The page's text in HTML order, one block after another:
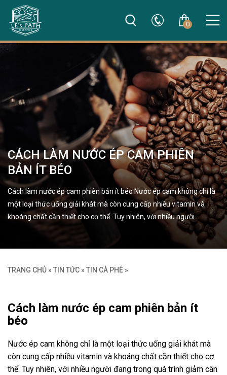
0
CÁCH LÀM NƯỚC ÉP CAM PHIÊN
BẢN ÍT BÉO
Cách làm nước ép cam phiên bản ít béo Nước ép cam không chỉ là
một loại thức uống giải khát mà còn cung cấp nhiều vitamin và
khoáng chất cần thiết cho cơ thể. Tuy nhiên, với nhiều người…
TRANG CHỦ » TIN TỨC » TIN CÀ PHÊ »
Cách làm nước ép cam phiên bản ít
béo
Nước ép cam không chỉ là một loại thức uống giải khát mà
còn cung cấp nhiều vitamin và khoáng chất cần thiết cho cơ
thể. Tuy nhiên, với nhiều người đang trong quá trình giảm cân